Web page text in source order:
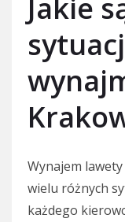
Jakie
Wynajem
wielu różnych
każdego